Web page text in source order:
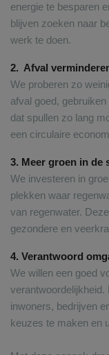
energie te besparen
blijven zoeken naar
werk te doen.
2. Afval
We proberen zo
afval goed,
dat spullen zo lang
een circulaire
3. Meer groen in de
We investeren in
plekken waar
van regenwater.
gezondere en
4. Verantwoord
We willen een goed
inwoners, bedrijven
keuzes te maken en